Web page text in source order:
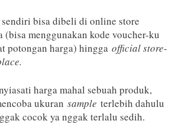
bisa dibeli di online store
(bisa menggunakan kode voucher-ku
potongan harga) hingga official store-
harga mahal sebuah produk,
ukuran sample terlebih dahulu
cocok ya nggak terlalu sedih.